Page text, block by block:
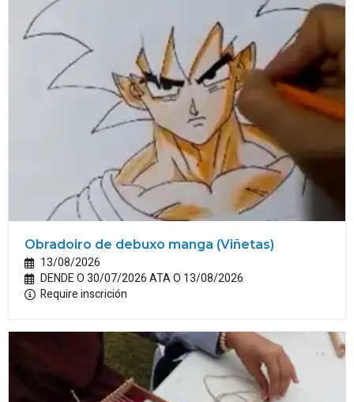
Obradoiro de debuxo manga (Viñetas)
13/08/2026
DENDE O 30/07/2026 ATA O 13/08/2026
Require inscrición